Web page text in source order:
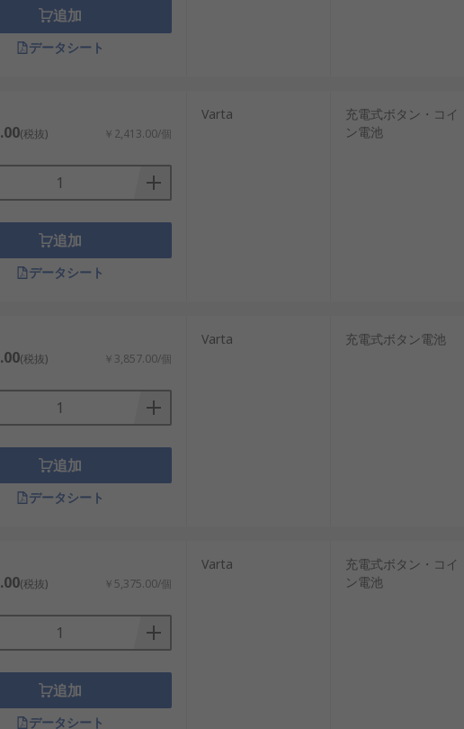
追加
データシート
(税抜) ￥2,413.00/個
追加
データシート
Varta
充電式ボタン・コイ
ン電池
(税抜) ￥3,857.00/個
追加
データシート
Varta 充電式ボタン電池
(税抜) ￥5,375.00/個
追加
データシート
Varta
充電式ボタン・コイ
ン電池